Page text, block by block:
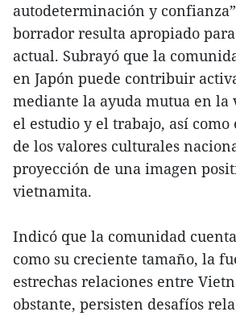
autodeterminación y
borrador resulta apropiado
actual. Subrayó que la
en Japón puede contribuir
mediante la ayuda mutua en la
el estudio y el trabajo, así
de los valores culturales
proyección de una imagen
vietnamita.
Indicó que la comunidad
como su creciente tamaño, la
estrechas relaciones entre
obstante, persisten desafíos